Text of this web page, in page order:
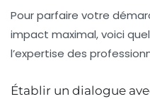
Pour parfaire votre
impact maximal, voici
l’expertise des
Établir un dialogue